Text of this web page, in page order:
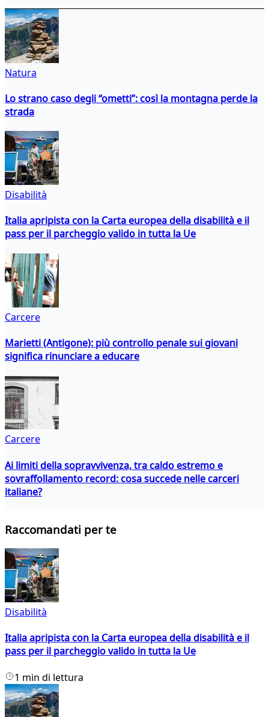
Natura
Lo strano caso degli “ometti”: così la montagna perde la
strada
Disabilità
Italia apripista con la Carta europea della disabilità e il
pass per il parcheggio valido in tutta la Ue
Carcere
Marietti (Antigone): più controllo penale sui giovani
significa rinunciare a educare
Carcere
Ai limiti della sopravvivenza, tra caldo estremo e
sovraffollamento record: cosa succede nelle carceri
italiane?
Raccomandati per te
Disabilità
Italia apripista con la Carta europea della disabilità e il
pass per il parcheggio valido in tutta la Ue
1 min di lettura